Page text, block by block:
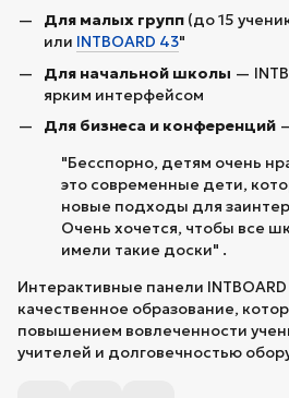
Для малых групп (до 15
или INTBOARD 43"
Для начальной школы —
ярким интерфейсом
Для бизнеса и конференций
"Бесспорно, детям очень
это современные дети,
новые подходы для
Очень хочется, чтобы все
имели такие доски" .
Интерактивные панели
качественное образование,
повышением вовлеченности
учителей и долговечностью